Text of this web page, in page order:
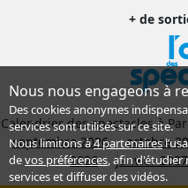
+ de
Calendrier des spectacles à
septembre 2026
octobre
2026
janvier 2027
Nous nous engageons à
Des cookies anonymes
services sont utilisés sur ce site.
Nous limitons à4 partenaires
devos préférences, afin d'étudier
services et diffuser des vidéos.